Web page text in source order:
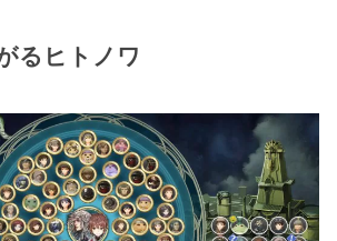
るヒトノワ